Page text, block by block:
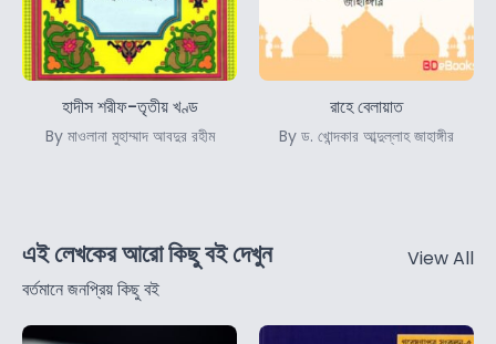
হাদীস শরীফ-তৃতীয় খণ্ড
By মাওলানা মুহাম্মাদ আবদুর রহীম
রাহে বেলায়াত
By ড. খোন্দকার আব্দুল্লাহ জাহাঙ্গীর
এই লেখকের আরো কিছু বই দেখুন
বর্তমানে জনপ্রিয় কিছু বই
View All